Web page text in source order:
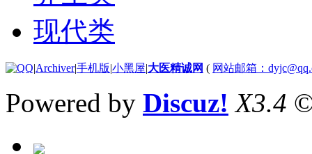
现代类
|Archiver|手机版|小黑屋|大医精诚网 ( 网站邮箱：
Powered by Discuz! X3.4